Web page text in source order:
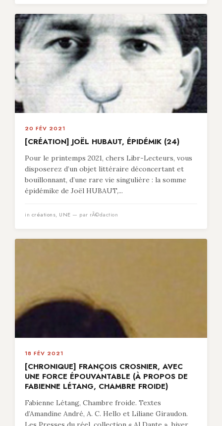
20 FÉV 2021
[CRÉATION] JOËL HUBAUT, ÉPIDÉMIK (24)
Pour le printemps 2021, chers Libr-Lecteurs, vous
disposerez d’un objet littéraire déconcertant et
bouillonnant, d’une rare vie singulière : la somme
épidémike de Joël HUBAUT,...
in créations, UNE — par rÃ©daction
18 FÉV 2021
[CHRONIQUE] FRANÇOIS CROSNIER, AVEC
UNE FORCE ÉPOUVANTABLE (À PROPOS DE
FABIENNE LÉTANG, CHAMBRE FROIDE)
Fabienne Létang, Chambre froide. Textes
d’Amandine André, A. C. Hello et Liliane Giraudon.